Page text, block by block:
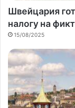
Швейцария
налогу на
15/08/2025